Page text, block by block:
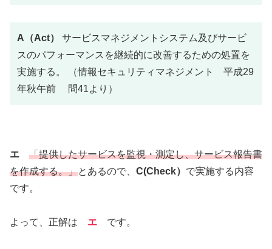
A（Act）
サービスマネジメントシステム及びサービ
スのパフォーマンスを継続的に改善するための処置を
実施する。 （情報セキュリティマネジメント 平成29
年秋午前 問41より）
エ
「提供したサービスを監視・測定し、サービス報告書
を作成する。」とあるので、 C(Check） で実施する内容
です。
よって、正解は エ です。